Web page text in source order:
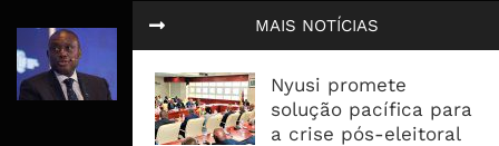
MAIS NOTÍCIAS
Nyusi promete
solução pacífica para
a crise pós-eleitoral
CEO do Standard Bank pede ao
facilite os negócios